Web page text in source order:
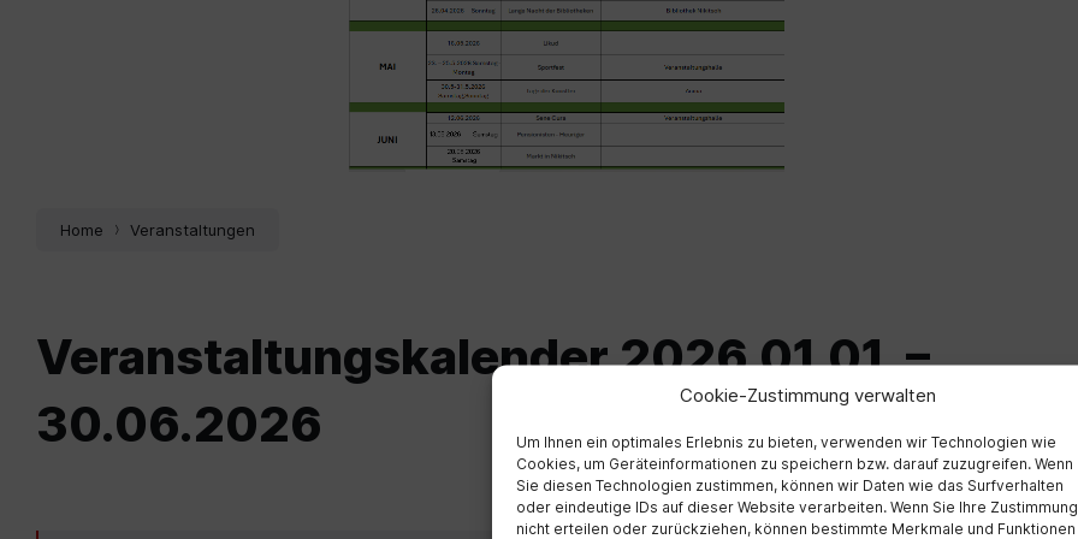
Cookie-Zustimmung verwalten
Um Ihnen ein optimales Erlebnis zu bieten, verwenden wir Technologien wie
Cookies, um Geräteinformationen zu speichern bzw. darauf zuzugreifen. Wenn
Sie diesen Technologien zustimmen, können wir Daten wie das Surfverhalten
oder eindeutige IDs auf dieser Website verarbeiten. Wenn Sie Ihre Zustimmung
nicht erteilen oder zurückziehen, können bestimmte Merkmale und Funktionen
Home Veranstaltungen
Veranstaltungskalender 2026 01.01. –
30.06.2026